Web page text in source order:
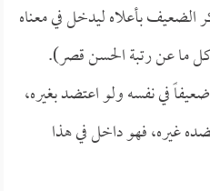
بأعلاه ليدخل في معناه
ما عن رتبة الحسن قصر).
في نفسه ولو اعتضد بغيره،
غيره، فهو داخل في هذا